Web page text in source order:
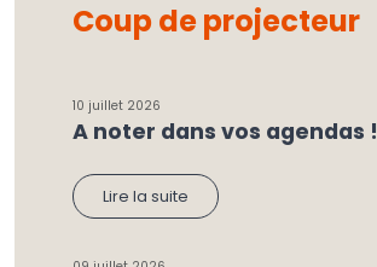
Coup de projecteur
10 juillet 2026
A noter dans vos agendas !
Lire la suite